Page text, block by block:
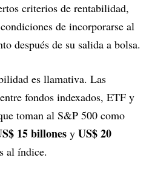
criterios de rentabilidad,
de incorporarse al
después de su salida a bolsa.
es llamativa. Las
fondos indexados, ETF y
toman al S&P 500 como
15 billones y US$ 20
al índice.